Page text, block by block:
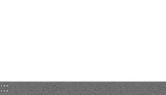
:::